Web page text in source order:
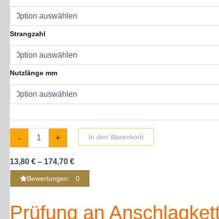
Strangzahl
Nutzlänge mm
-
Menge
+ In den Warenkorb
13,80 € – 174,70 €
Bewertungen: 0
Prüfung an